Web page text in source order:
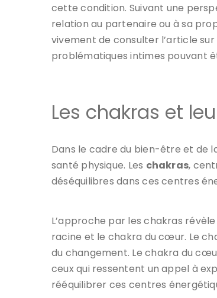
cette condition. Suivant une
relation au partenaire ou à sa
vivement de consulter l’article sur
problématiques intimes pouvant
Les chakras et
Dans le cadre du bien-être et de
santé physique. Les chakras,
déséquilibres dans ces centres
L’approche par les chakras
racine et le chakra du cœur. Le
du changement. Le chakra du
ceux qui ressentent un appel à
rééquilibrer ces centres